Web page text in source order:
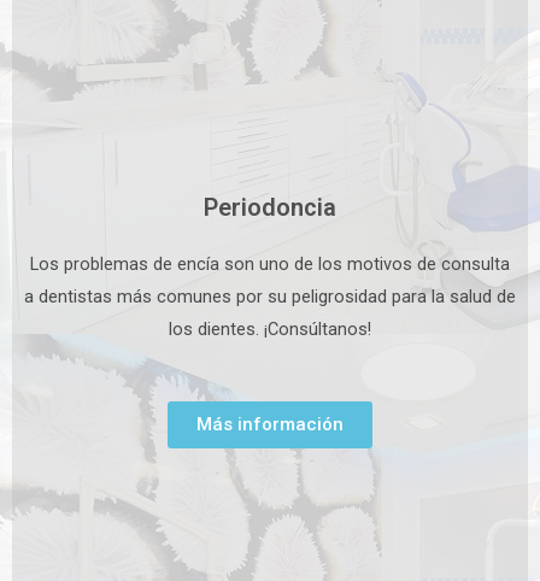
Periodoncia
Los problemas de encía son uno de los motivos de consulta
a dentistas más comunes por su peligrosidad para la salud de
los dientes. ¡Consúltanos!
Más información